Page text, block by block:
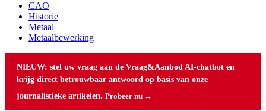
CAO
Historie
Metaal
Metaalbewerking
NIEUW: stel uw vraag aan de Vraag&Aanbod AI-chatbot en
krijg direct betrouwbaar antwoord op basis van onze
journalistieke artikelen. Probeer nu →